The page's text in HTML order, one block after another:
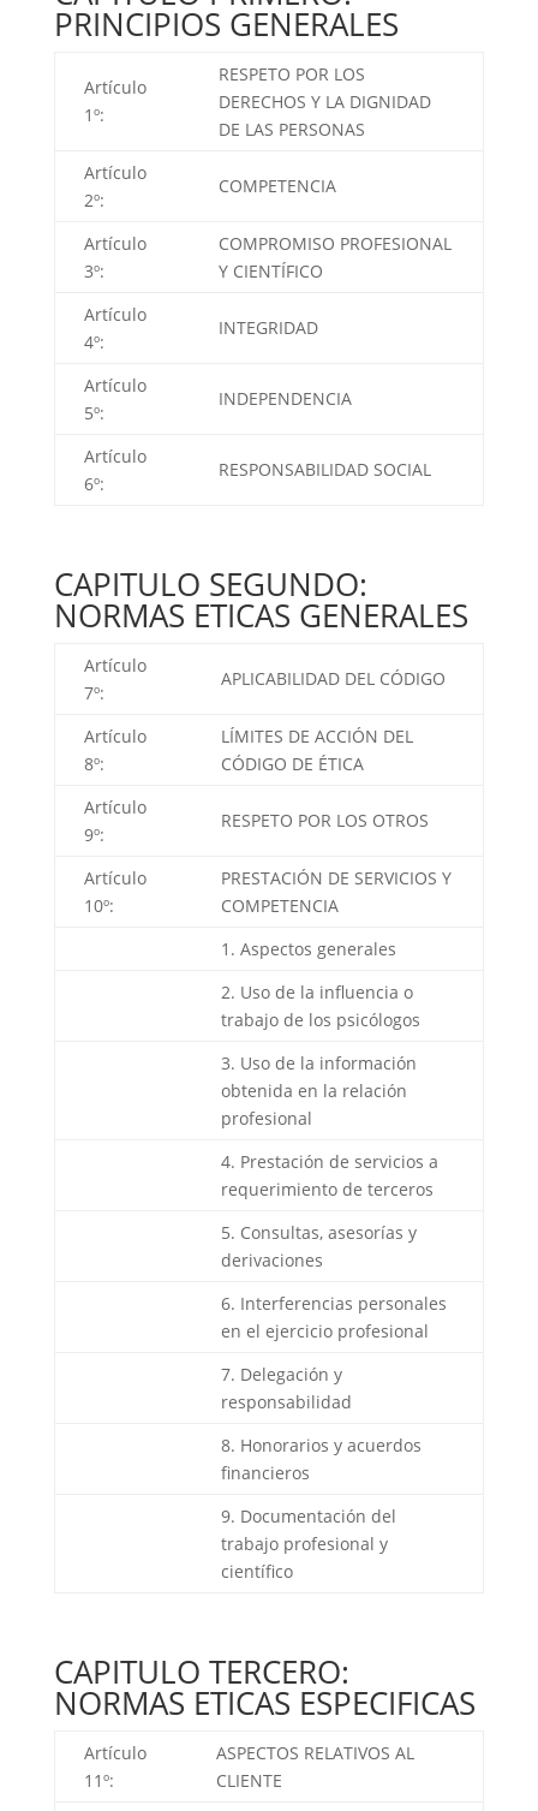
PRINCIPIOS GENERALES
Artículo
1º:
RESPETO POR LOS
DERECHOS Y LA DIGNIDAD
DE LAS PERSONAS
Artículo
2º:
COMPETENCIA
Artículo
3º:
COMPROMISO PROFESIONAL
Y CIENTÍFICO
Artículo
4º:
INTEGRIDAD
Artículo
5º:
INDEPENDENCIA
Artículo
6º:
RESPONSABILIDAD SOCIAL
CAPITULO SEGUNDO:
NORMAS ETICAS GENERALES
Artículo
7º:
APLICABILIDAD DEL CÓDIGO
Artículo
8º:
LÍMITES DE ACCIÓN DEL
CÓDIGO DE ÉTICA
Artículo
9º:
RESPETO POR LOS OTROS
Artículo
10º:
PRESTACIÓN DE SERVICIOS Y
COMPETENCIA
1. Aspectos generales
2. Uso de la influencia o
trabajo de los psicólogos
3. Uso de la información
obtenida en la relación
profesional
4. Prestación de servicios a
requerimiento de terceros
5. Consultas, asesorías y
derivaciones
6. Interferencias personales
en el ejercicio profesional
7. Delegación y
responsabilidad
8. Honorarios y acuerdos
financieros
9. Documentación del
trabajo profesional y
científico
CAPITULO TERCERO:
NORMAS ETICAS ESPECIFICAS
Artículo
11º:
ASPECTOS RELATIVOS AL
CLIENTE